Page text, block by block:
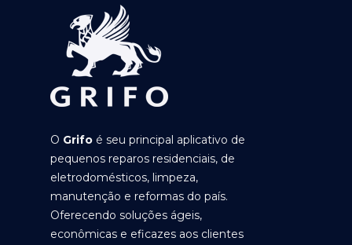
O Grifo é seu principal aplicativo de
pequenos reparos residenciais, de
eletrodomésticos, limpeza,
manutenção e reformas do país.
Oferecendo soluções ágeis,
econômicas e eficazes aos clientes